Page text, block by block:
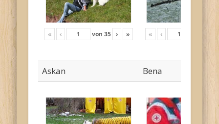
« ‹ von 35 › » « ‹ ›
Askan Bena